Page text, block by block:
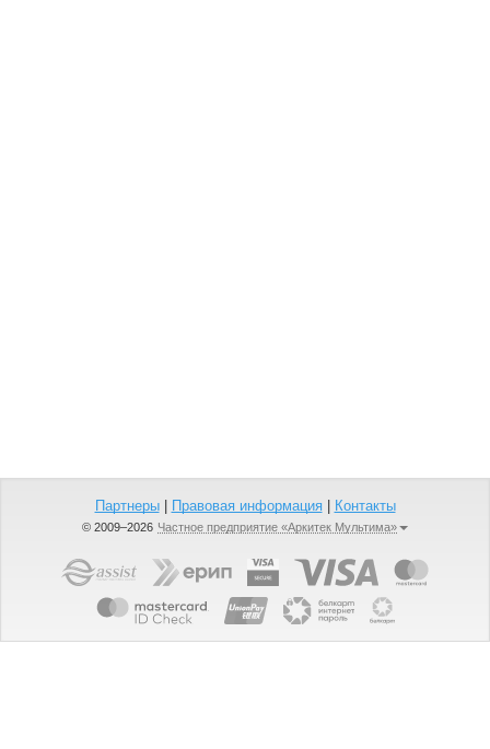
Партнеры| Правовая информация| Контакты
© 2009–2026 Частное предприятие «Аркитек Мультима»